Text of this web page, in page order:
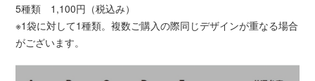
5種類 1,100円（税込み）
※1袋に対して1種類。複数ご購入の際同じデザインが重なる場合
がございます。